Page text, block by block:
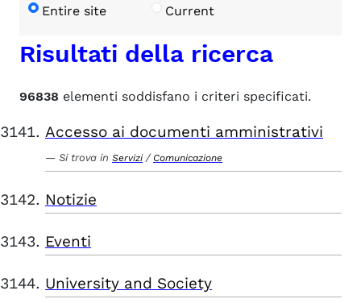
Entire site Current
Risultati della ricerca
96838 elementi soddisfano i criteri specificati.
Accesso ai documenti amministrativi
Si trova in Servizi / Comunicazione
Notizie
Eventi
University and Society